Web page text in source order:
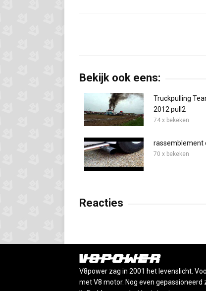
Bekijk ook eens:
Truckpulling
2012 pull2
74 x bekeken
rassemblement
70 x bekeken
Reacties
V8power zag in 2001 het levenslicht.
met V8 motor. Nog even